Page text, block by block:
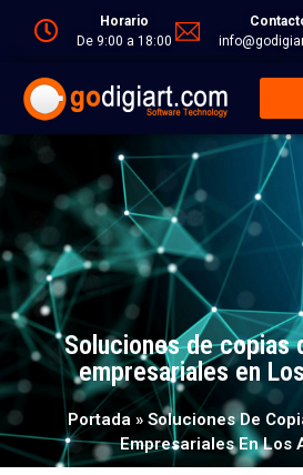
Horario
De 9:00 a 18:00
Soluciones de copias
empresariales en
Portada» Soluciones De
Empresariales En Los